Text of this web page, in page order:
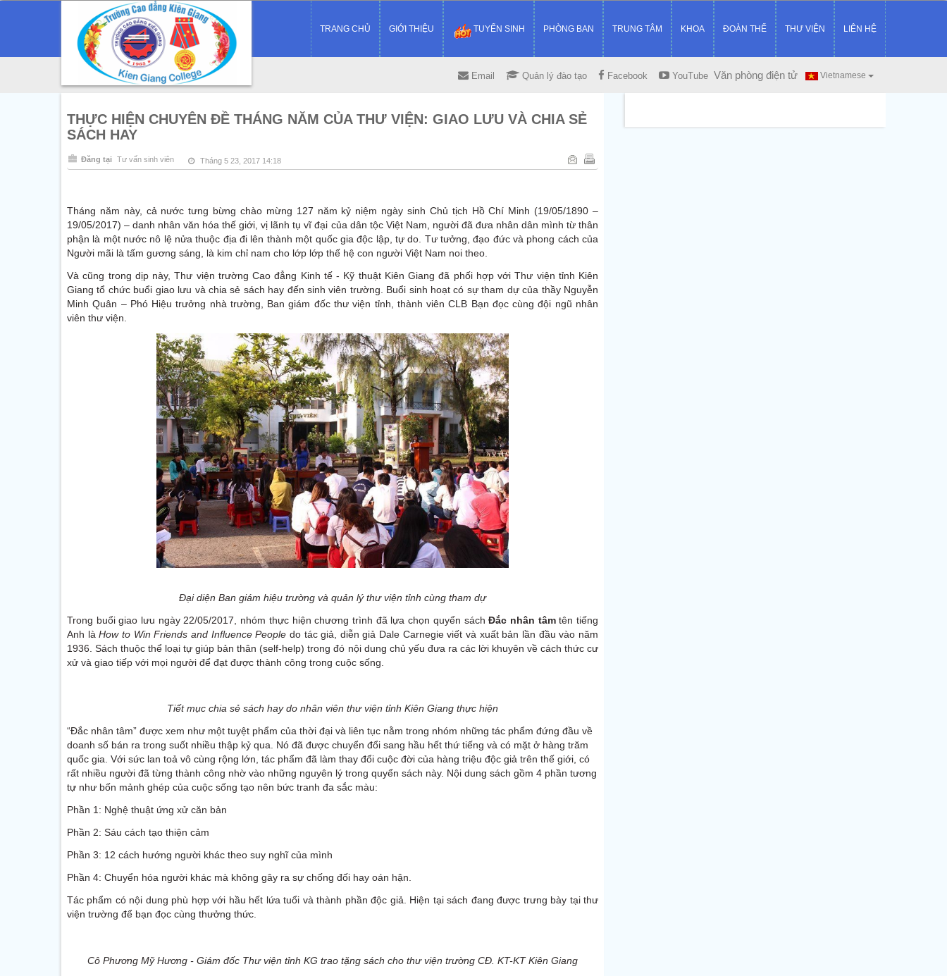
TRANG CHỦ GIỚI THIỆU TUYỂN SINH PHÒNG BAN TRUNG TÂM KHOA ĐOÀN THỂ THƯ VIỆN LIÊN HỆ
Vietnamese
Email Quản lý đào tạo Facebook YouTube Văn phòng điện tử
THỰC HIỆN CHUYÊN ĐỀ THÁNG NĂM CỦA THƯ VIỆN: GIAO LƯU VÀ CHIA SẺ
SÁCH HAY
Đăng tại Tư vấn sinh viên Tháng 5 23, 2017 14:18
Tháng năm này, cả nước tưng bừng chào mừng 127 năm kỷ niệm ngày sinh Chủ tịch Hồ Chí Minh (19/05/1890 –
19/05/2017) – danh nhân văn hóa thế giới, vị lãnh tụ vĩ đại của dân tộc Việt Nam, người đã đưa nhân dân mình từ thân
phận là một nước nô lệ nửa thuộc địa đi lên thành một quốc gia độc lập, tự do. Tư tưởng, đạo đức và phong cách của
Người mãi là tấm gương sáng, là kim chỉ nam cho lớp lớp thế hệ con người Việt Nam noi theo.
Và cũng trong dịp này, Thư viện trường Cao đẳng Kinh tế - Kỹ thuật Kiên Giang đã phối hợp với Thư viện tỉnh Kiên
Giang tổ chức buổi giao lưu và chia sẻ sách hay đến sinh viên trường. Buổi sinh hoạt có sự tham dự của thầy Nguyễn
Minh Quân – Phó Hiệu trưởng nhà trường, Ban giám đốc thư viện tỉnh, thành viên CLB Bạn đọc cùng đội ngũ nhân
viên thư viện.
Đại diện Ban giám hiệu trường và quản lý thư viện tỉnh cùng tham dự
Trong buổi giao lưu ngày 22/05/2017, nhóm thực hiện chương trình đã lựa chọn quyển sáchĐắc nhân tâmtên tiếng
Anh làHow to Win Friends and Influence People do tác giả, diễn giả Dale Carnegie viết và xuất bản lần đầu vào năm
1936. Sách thuộc thể loại tự giúp bản thân (self-help) trong đó nội dung chủ yếu đưa ra các lời khuyên về cách thức cư
xử và giao tiếp với mọi người để đạt được thành công trong cuộc sống.
Tiết mục chia sẻ sách hay do nhân viên thư viện tỉnh Kiên Giang thực hiện
“Đắc nhân tâm” được xem như một tuyệt phẩm của thời đại và liên tục nằm trong nhóm những tác phẩm đứng đầu về
doanh số bán ra trong suốt nhiều thập kỷ qua. Nó đã được chuyển đổi sang hầu hết thứ tiếng và có mặt ở hàng trăm
quốc gia. Với sức lan toả vô cùng rộng lớn, tác phẩm đã làm thay đổi cuộc đời của hàng triệu độc giả trên thế giới, có
rất nhiều người đã từng thành công nhờ vào những nguyên lý trong quyển sách này. Nội dung sách gồm 4 phần tương
tự như bốn mảnh ghép của cuộc sống tạo nên bức tranh đa sắc màu:
Phần 1: Nghệ thuật ứng xử căn bản
Phần 2: Sáu cách tạo thiện cảm
Phần 3: 12 cách hướng người khác theo suy nghĩ của mình
Phần 4: Chuyển hóa người khác mà không gây ra sự chống đối hay oán hận.
Tác phẩm có nội dung phù hợp với hầu hết lứa tuổi và thành phần độc giả. Hiện tại sách đang được trưng bày tại thư
viện trường để bạn đọc cùng thưởng thức.
Cô Phương Mỹ Hương - Giám đốc Thư viện tỉnh KG trao tặng sách cho thư viện trường CĐ. KT-KT Kiên Giang